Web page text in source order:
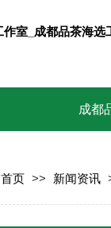
成都
首页 >> 新闻资讯